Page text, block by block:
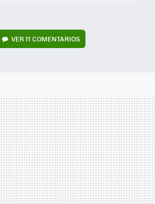
VER11 COMENTARIOS